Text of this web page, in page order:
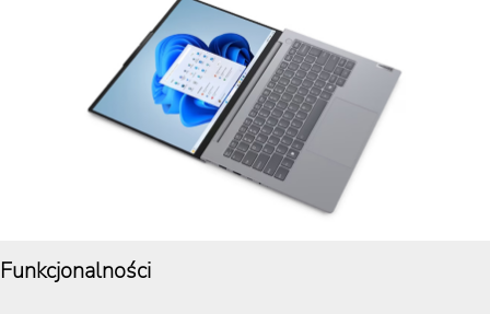
Funkcjonalności